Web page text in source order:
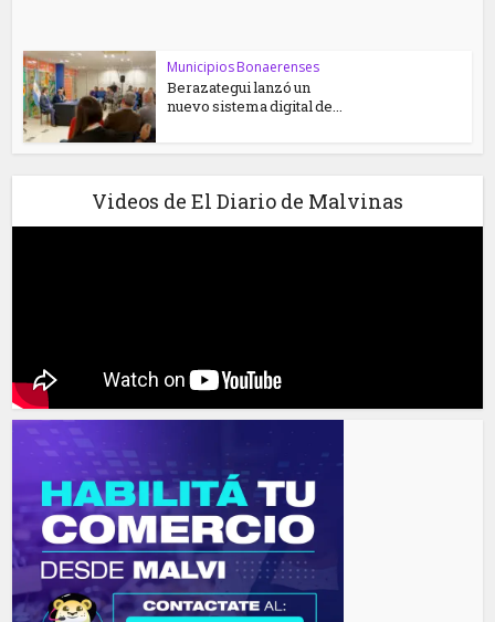
Municipios Bonaerenses
Berazategui lanzó un
nuevo sistema digital de...
Videos de El Diario de Malvinas